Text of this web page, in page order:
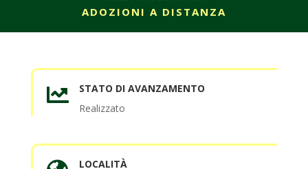
ADOZIONI A DISTANZA

STATO DI AVANZAMENTO
Realizzato
LOCALITÀ